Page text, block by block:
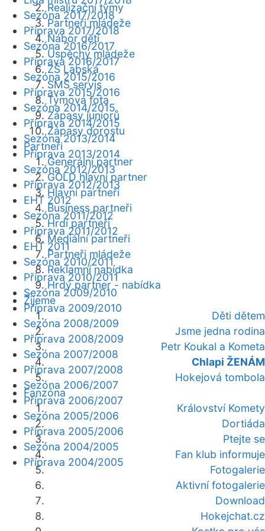
Realizační týmy
Partneři mládeže
Nábor dětí
Úspěchy mládeže
ZŠ Labská
SMS servis
Týmová fota
Zápasy juniorů
Zápasy dorostu
Partneři
Generální partner
GOLD hlavní partner
Hlavní partneři
Business partneři
Hrdí partneři
Mediální partneři
Partneři mládeže
Reklamní nabídka
Hrdý partner - nabídka
Žijeme
Děti dětem
Jsme jedna rodina
Petr Koukal a Kometa
Chlapi ŽENÁM
Hokejová tombola
Fanzóna
Království Komety
Dortiáda
Ptejte se
Fan klub informuje
Fotogalerie
Aktivní fotogalerie
Download
Hokejchat.cz
Sezóna 2017/2018
Příprava 2017/2018
Sezóna 2016/2017
Příprava 2016/2017
Sezóna 2015/2016
Příprava 2015/2016
Sezóna 2014/2015
Příprava 2014/2015
Sezóna 2013/2014
Příprava 2013/2014
Sezóna 2012/2013
Příprava 2012/2013
EHT 2012
Sezóna 2011/2012
Příprava 2011/2012
EHT 2011
Sezóna 2010/2011
Příprava 2010/2011
Sezóna 2009/2010
Příprava 2009/2010
Sezóna 2008/2009
Příprava 2008/2009
Sezóna 2007/2008
Příprava 2007/2008
Sezóna 2006/2007
Příprava 2006/2007
Sezóna 2005/2006
Příprava 2005/2006
Sezóna 2004/2005
Příprava 2004/2005